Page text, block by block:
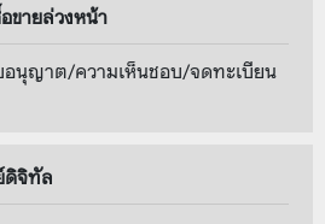
ายล่วงหน้า
นุญาต/ความเห็นชอบ/จดทะเบียน
ดิจิทัล